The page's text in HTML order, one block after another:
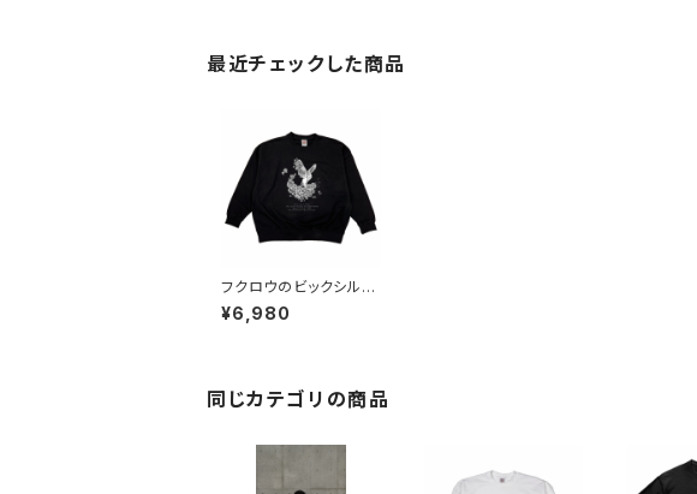
最近チェックした商品
フクロウのビックシルエ
ットスウェット ブラック
¥6,980
同じカテゴリの商品